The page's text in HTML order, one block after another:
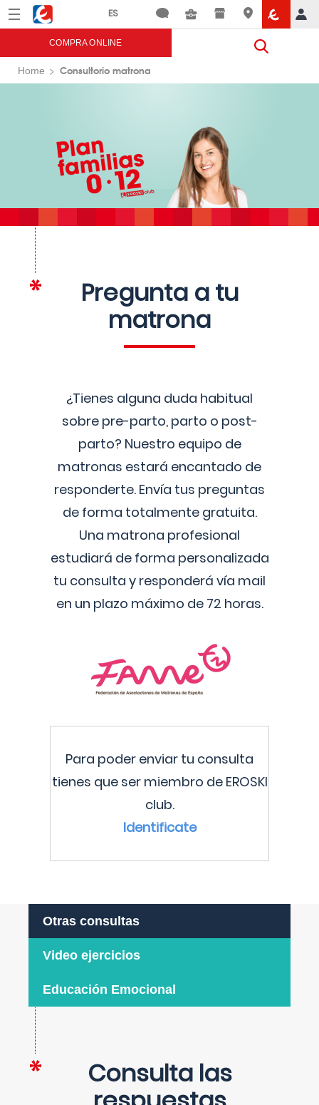
Menú Eroski
COMPRA ONLINE
Home Consultorio matrona
Pregunta a tu
matrona
¿Tienes alguna duda habitual
sobre pre-parto, parto o post-
parto? Nuestro equipo de
matronas estará encantado de
responderte. Envía tus preguntas
de forma totalmente gratuita.
Una matrona profesional
estudiará de forma personalizada
tu consulta y responderá vía mail
en un plazo máximo de 72 horas.
Para poder enviar tu consulta
tienes que ser miembro de EROSKI
club.
Identificate
Otras consultas
Video ejercicios
Educación Emocional
Consulta las